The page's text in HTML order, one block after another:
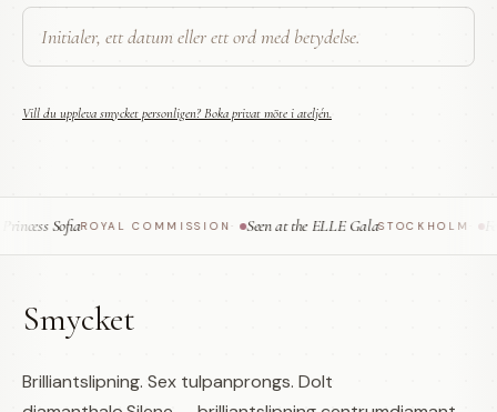
Vill du uppleva smycket personligen? Boka privat möte i ateljén.
SofiaROYAL COMMISSION· Seen at the ELLE GalaSTOCKHOLM ·
Smycket
Brilliantslipning. Sex tulpanprongs. Dolt